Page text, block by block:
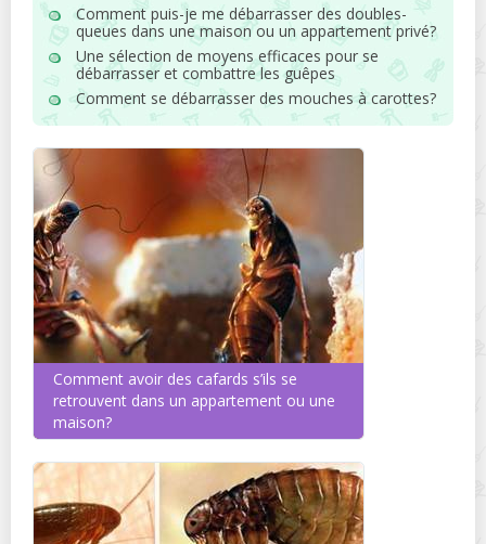
Comment puis-je me débarrasser des doubles-
queues dans une maison ou un appartement privé?
Une sélection de moyens efficaces pour se
débarrasser et combattre les guêpes
Comment se débarrasser des mouches à carottes?
Comment avoir des cafards s’ils se
retrouvent dans un appartement ou une
maison?